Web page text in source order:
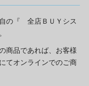
の『 全店ＢＵＹシス
品であれば、お客様
てオンラインでのご商